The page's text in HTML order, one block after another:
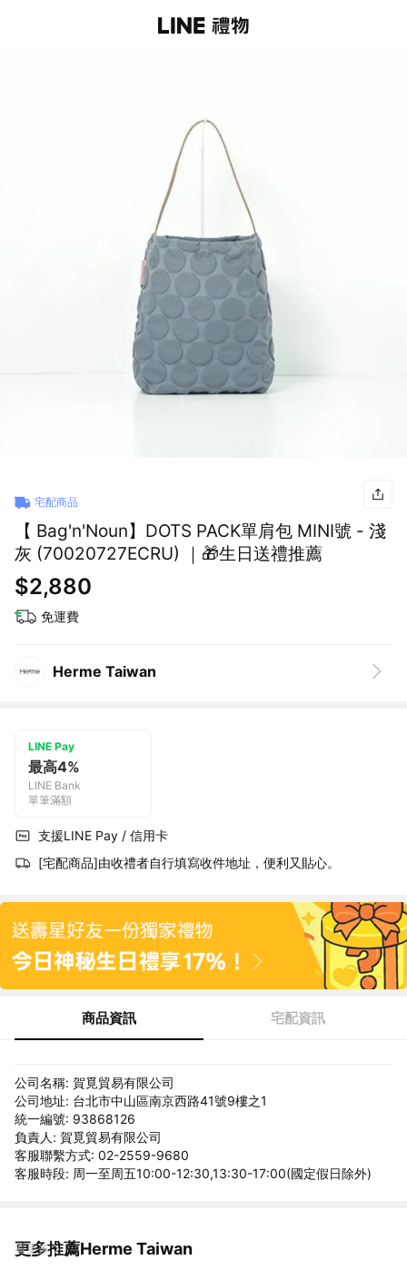
宅配商品
【 Bag'n'Noun】DOTS PACK單肩包 MINI號 - 淺
灰 (70020727ECRU) ｜🎁生日送禮推薦
$2,880
免運費
Herme Taiwan
LINE Pay
最高4%
LINE Bank
單筆滿額
支援LINE Pay / 信用卡
[宅配商品]由收禮者自行填寫收件地址，便利又貼心。
商品資訊 宅配資訊
公司名稱: 賀覓貿易有限公司
公司地址: 台北市中山區南京西路41號9樓之1
統一編號: 93868126
負責人: 賀覓貿易有限公司
客服聯繫方式: 02-2559-9680
客服時段: 周一至周五10:00-12:30,13:30-17:00(國定假日除外)
更多推薦Herme Taiwan
看更多